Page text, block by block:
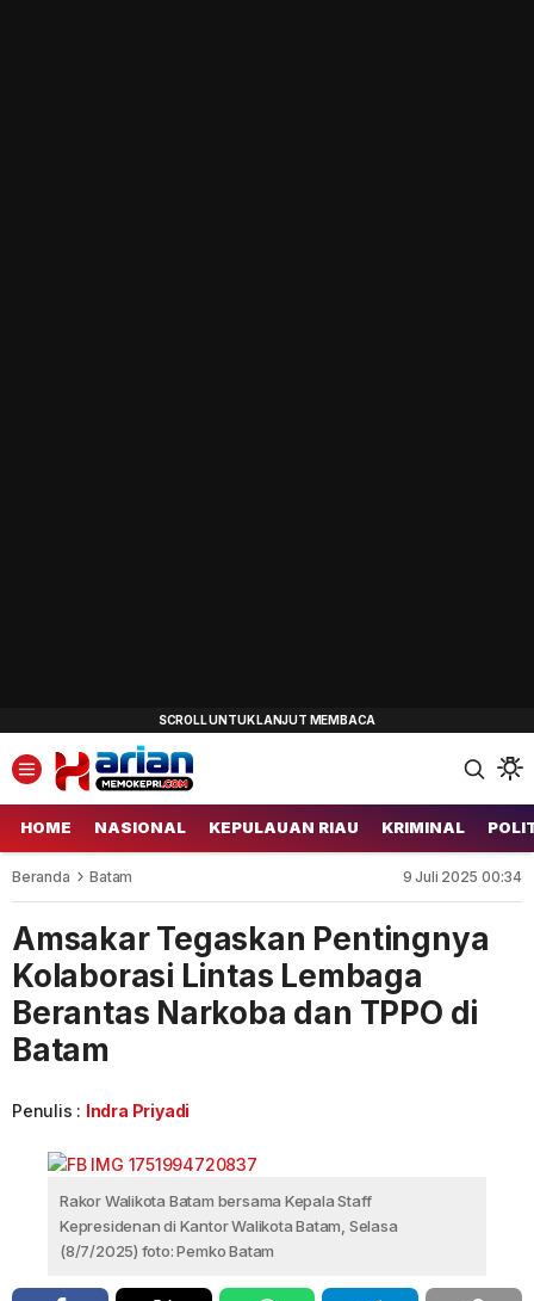
HOME NASIONAL KEPULAUAN RIAU KRIMINAL
Beranda Batam 9 Juli 2025 00:34
Amsakar Tegaskan Pentingnya
Kolaborasi Lintas Lembaga
Berantas Narkoba dan TPPO di
Batam
Penulis : Indra Priyadi
Rakor Walikota Batam bersama Kepala Staff
Kepresidenan di Kantor Walikota Batam, Selasa
(8/7/2025) foto: Pemko Batam